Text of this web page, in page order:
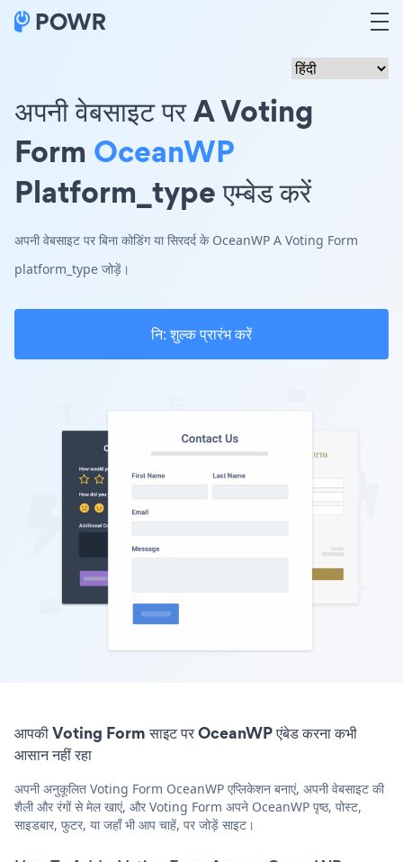
अपनी वेबसाइट पर A Voting
Form OceanWP
Platform_type एम्बेड करें
अपनी वेबसाइट पर बिना कोडिंग या सिरदर्द के OceanWP A Voting Form
platform_type जोड़ें।
नि: शुल्क प्रारंभ करें
आपकी Voting Form साइट पर OceanWP एंबेड करना कभी
आसान नहीं रहा
अपनी अनुकूलित Voting Form OceanWP एप्लिकेशन बनाएं, अपनी वेबसाइट की
शैली और रंगों से मेल खाएं, और Voting Form अपने OceanWP पृष्ठ, पोस्ट,
साइडबार, फुटर, या जहाँ भी आप चाहें, पर जोड़ें साइट।